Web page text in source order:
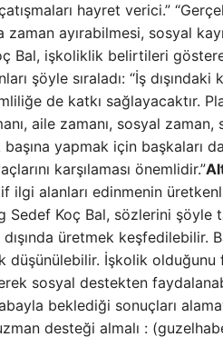
hayret verici.”
zaman ayırabilmesi, sosyal
Bal, işkoliklik belirtileri
şöyle sıraladı: “İş
de katkı sağlayacaktır.
aile zamanı, sosyal
yapmak için başkaları
karşılaması önemlidir.”
ilgi alanları edinmenin
Sedef Koç Bal, sözlerini şöyle
üretmek keşfedilebilir.
düşünülebilir. İşkolik
sosyal destekten
beklediği sonuçları
desteği almalı :